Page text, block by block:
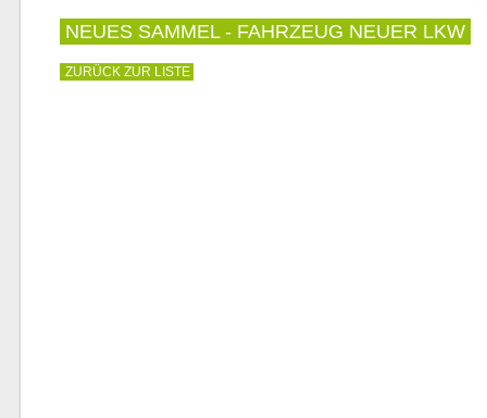
NEUES SAMMEL - FAHRZEUG NEUER LKW
ZURÜCK ZUR LISTE